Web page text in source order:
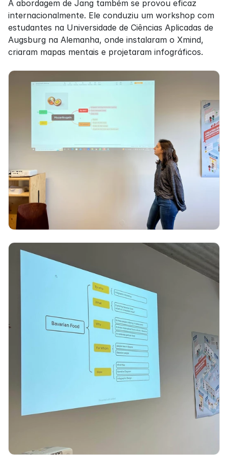
A abordagem de Jang também se provou eficaz
internacionalmente. Ele conduziu um workshop com
estudantes na Universidade de Ciências Aplicadas de
Augsburg na Alemanha, onde instalaram o Xmind,
criaram mapas mentais e projetaram infográficos.